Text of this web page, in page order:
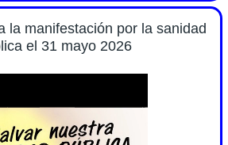
la manifestación por la sanidad
el 31 mayo 2026